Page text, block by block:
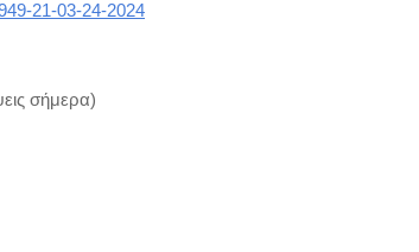
21-03-24-2024
σήμερα)